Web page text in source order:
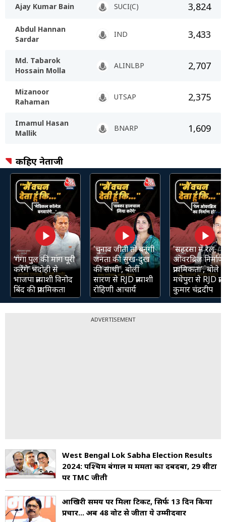
Ajay Kumar Bain SUCI(C) 3,824
Abdul Hannan
Sardar
IND 3,433
Md. Tabarok
Hossain Molla
ALINLBP 2,707
Mizanoor
Rahaman
UTSAP 2,375
Imamul Hasan
Mallik
BNARP 1,609
कहिए नेताजी
‘गंगा पुल की मांग पूरी
करेंगे’ भदोही से
भाजपा प्रत्याशी विनोद
बिंद की प्राथमिकता
'चुनाव जीती तो बनूंगी
जनता की सुख-दुख
की साथी', बोलीं
सारण से RJD प्रत्याशी
रोहिणी आचार्य
'सहरसा में रेल
ओवरब्रिज निर्माण
प्राथमिकता', बोले
मधेपुरा से RJD
कुमार चंद्रदीप
ADVERTISEMENT
West Bengal Lok Sabha Election Results
2024: पश्चिम बंगाल में ममता का दबदबा, 29 सीटों
पर TMC जीती
आखिरी समय पर मिला टिकट, सिर्फ 13 दिन किया
प्रचार... अब 48 वोट से जीता ये उम्मीदवार